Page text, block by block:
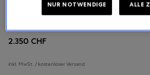
2.350 CHF
inkl. MwSt. / kostenloser Versand
NUR NOTWENDIGE ALLE